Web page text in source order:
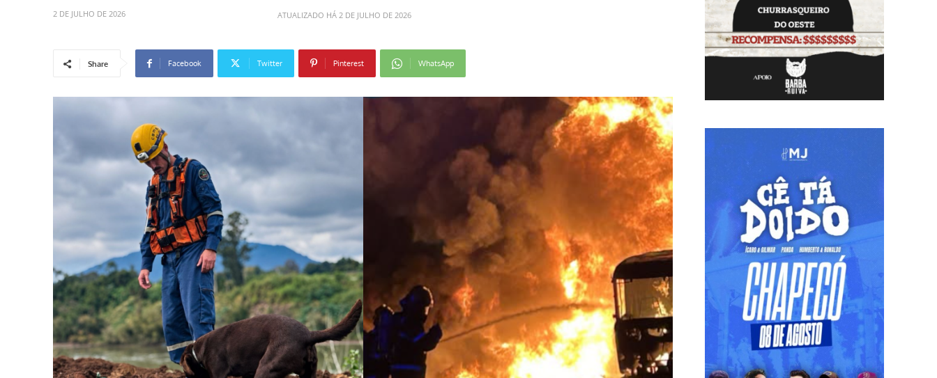
2 DE JULHO DE 2026 ATUALIZADO HÁ 2 DE JULHO DE 2026
Share Facebook Twitter Pinterest WhatsApp